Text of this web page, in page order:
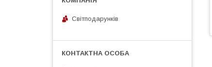
Світподарунків